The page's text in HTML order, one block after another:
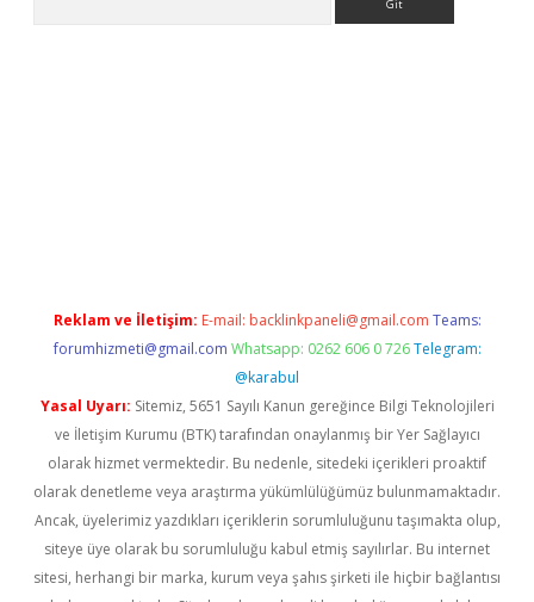
Reklam ve İletişim: E-mail: backlinkpaneli@gmail.com Teams:
forumhizmeti@gmail.com Whatsapp: 0262 606 0 726 Telegram:
@karabul
Yasal Uyarı: Sitemiz, 5651 Sayılı Kanun gereğince Bilgi Teknolojileri
ve İletişim Kurumu (BTK) tarafından onaylanmış bir Yer Sağlayıcı
olarak hizmet vermektedir. Bu nedenle, sitedeki içerikleri proaktif
olarak denetleme veya araştırma yükümlülüğümüz bulunmamaktadır.
Ancak, üyelerimiz yazdıkları içeriklerin sorumluluğunu taşımakta olup,
siteye üye olarak bu sorumluluğu kabul etmiş sayılırlar. Bu internet
sitesi, herhangi bir marka, kurum veya şahıs şirketi ile hiçbir bağlantısı